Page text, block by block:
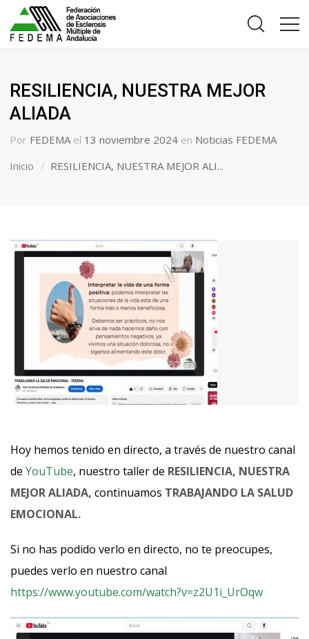
RESILIENCIA, NUESTRA MEJOR
ALIADA
Por FEDEMA el 13 noviembre 2024 en Noticias FEDEMA
Inicio
RESILIENCIA, NUESTRA MEJOR ALI...
Hoy hemos tenido en directo, a través de nuestro canal
de YouTube, nuestro taller de RESILIENCIA, NUESTRA
MEJOR ALIADA, continuamos TRABAJANDO LA SALUD
EMOCIONAL.
Si no has podido verlo en directo, no te preocupes,
puedes verlo en nuestro canal
https://www.youtube.com/watch?v=z2U1i_UrOqw